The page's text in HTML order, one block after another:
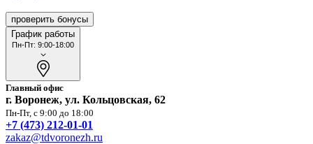
проверить бонусы
График работы
Пн-Пт: 9:00-18:00
Главный офис
г. Воронеж, ул. Кольцовская, 62
Пн-Пт, с 9:00 до 18:00
+7 (473) 212-01-01
zakaz@tdvoronezh.ru